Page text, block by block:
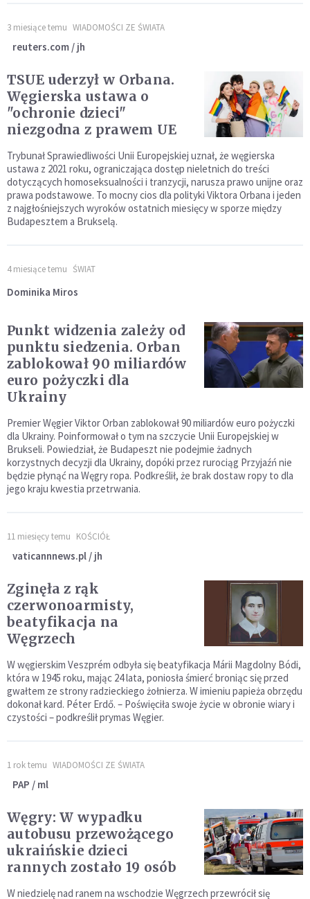
3 miesiące temu WIADOMOŚCI ZE ŚWIATA
reuters.com / jh
TSUE uderzył w Orbana.
Węgierska ustawa o
"ochronie dzieci"
niezgodna z prawem UE
Trybunał Sprawiedliwości Unii Europejskiej uznał, że węgierska
ustawa z 2021 roku, ograniczająca dostęp nieletnich do treści
dotyczących homoseksualności i tranzycji, narusza prawo unijne oraz
prawa podstawowe. To mocny cios dla polityki Viktora Orbana i jeden
z najgłośniejszych wyroków ostatnich miesięcy w sporze między
Budapesztem a Brukselą.
4 miesiące temu ŚWIAT
Dominika Miros
Punkt widzenia zależy od
punktu siedzenia. Orban
zablokował 90 miliardów
euro pożyczki dla
Ukrainy
Premier Węgier Viktor Orban zablokował 90 miliardów euro pożyczki
dla Ukrainy. Poinformował o tym na szczycie Unii Europejskiej w
Brukseli. Powiedział, że Budapeszt nie podejmie żadnych
korzystnych decyzji dla Ukrainy, dopóki przez rurociąg Przyjaźń nie
będzie płynąć na Węgry ropa. Podkreślił, że brak dostaw ropy to dla
jego kraju kwestia przetrwania.
11 miesięcy temu KOŚCIÓŁ
vaticannnews.pl / jh
Zginęła z rąk
czerwonoarmisty,
beatyfikacja na
Węgrzech
W węgierskim Veszprém odbyła się beatyfikacja Márii Magdolny Bódi,
która w 1945 roku, mając 24 lata, poniosła śmierć broniąc się przed
gwałtem ze strony radzieckiego żołnierza. W imieniu papieża obrzędu
dokonał kard. Péter Erdő. – Poświęciła swoje życie w obronie wiary i
czystości – podkreślił prymas Węgier.
1 rok temu WIADOMOŚCI ZE ŚWIATA
PAP / ml
Węgry: W wypadku
autobusu przewożącego
ukraińskie dzieci
rannych zostało 19 osób
W niedzielę nad ranem na wschodzie Węgrzech przewrócił się